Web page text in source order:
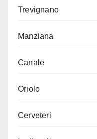
Trevignano
Manziana
Canale
Oriolo
Cerveteri